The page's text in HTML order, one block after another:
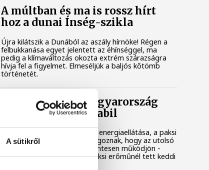
A sütikről
A múltban és ma is rossz hírt
hoz a dunai Ínség-szikla
Újra kilátszik a Dunából az aszály hírnöke! Régen a
felbukkanása egyet jelentett az éhínséggel, ma
pedig a klímaváltozás okozta extrém szárazságra
hívja fel a figyelmet. Elmeséljük a baljós kőtömb
történetét.
Magyar Péter: Magyarország
energiaellátása stabil
Jelenleg stabil Magyarország energiaellátása, a paksi
erőmű munkatársai azon dolgoznak, hogy az utolsó
még termelő turbina hibamentesen működjön -
közölte a miniszterelnök a paksi erőműnél tett keddi